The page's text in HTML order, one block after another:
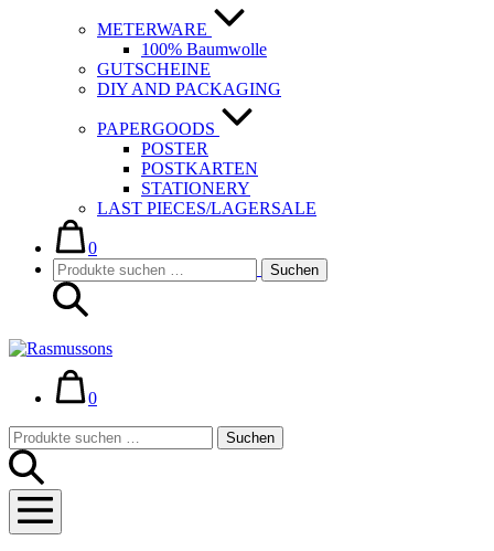
METERWARE
100% Baumwolle
GUTSCHEINE
DIY AND PACKAGING
PAPERGOODS
POSTER
POSTKARTEN
STATIONERY
LAST PIECES/LAGERSALE
Warenkorb
0im
Warenkorb
Suche-
Schalter
Suchen
nach:
Suchen
Warenkorb
0im
Suche-
Schalter
Suchen
nach:
Suchen
Menü-
Schalter